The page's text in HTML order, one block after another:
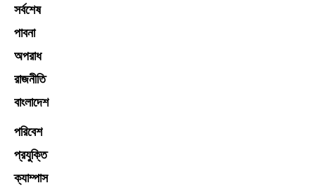
সর্বশেষ
পাবনা
অপরাধ
রাজনীতি
বাংলাদেশ
পরিবেশ
প্রযুক্তি
ক্যাম্পাস